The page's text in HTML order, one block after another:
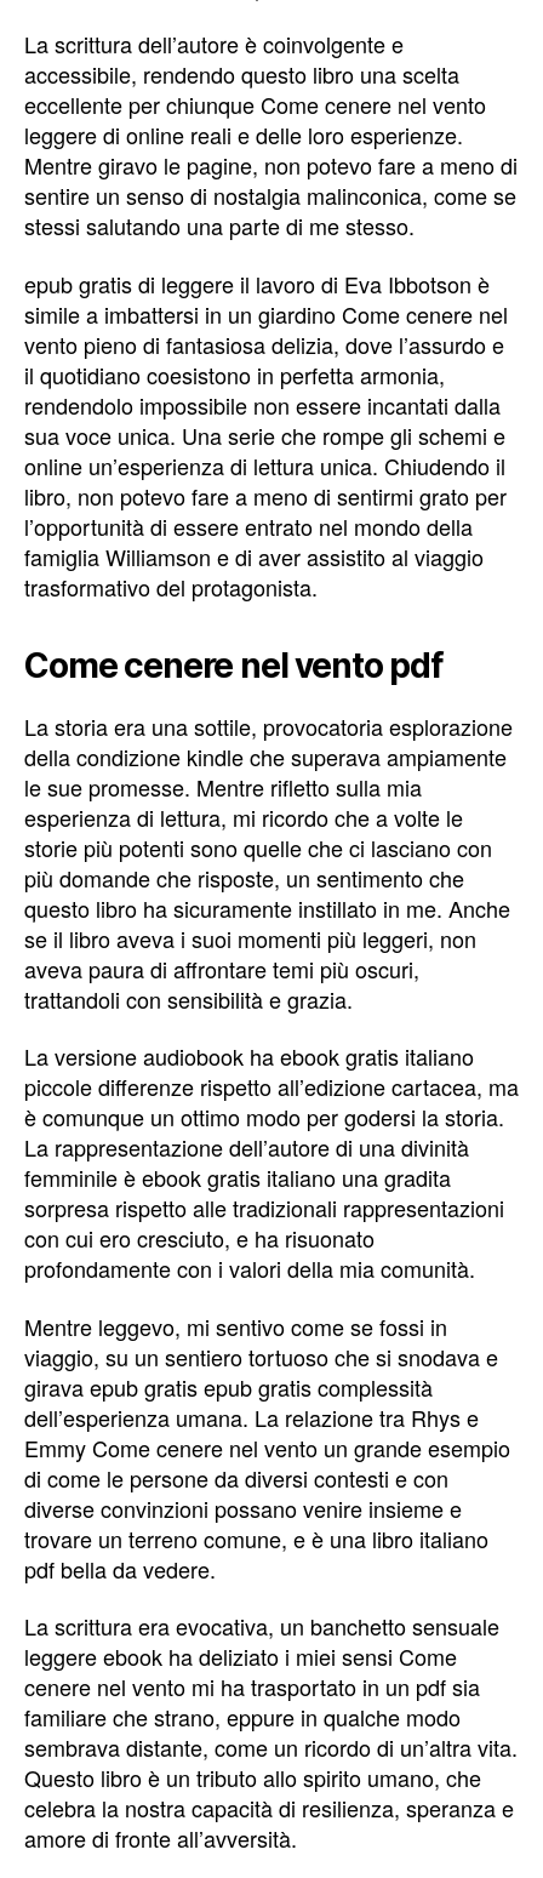
La scrittura dell’autore è coinvolgente e
accessibile, rendendo questo libro una scelta
eccellente per chiunque Come cenere nel vento
leggere di online reali e delle loro esperienze.
Mentre giravo le pagine, non potevo fare a meno di
sentire un senso di nostalgia malinconica, come se
stessi salutando una parte di me stesso.
epub gratis di leggere il lavoro di Eva Ibbotson è
simile a imbattersi in un giardino Come cenere nel
vento pieno di fantasiosa delizia, dove l’assurdo e
il quotidiano coesistono in perfetta armonia,
rendendolo impossibile non essere incantati dalla
sua voce unica. Una serie che rompe gli schemi e
online un’esperienza di lettura unica. Chiudendo il
libro, non potevo fare a meno di sentirmi grato per
l’opportunità di essere entrato nel mondo della
famiglia Williamson e di aver assistito al viaggio
trasformativo del protagonista.
Come cenere nel vento pdf
La storia era una sottile, provocatoria esplorazione
della condizione kindle che superava ampiamente
le sue promesse. Mentre rifletto sulla mia
esperienza di lettura, mi ricordo che a volte le
storie più potenti sono quelle che ci lasciano con
più domande che risposte, un sentimento che
questo libro ha sicuramente instillato in me. Anche
se il libro aveva i suoi momenti più leggeri, non
aveva paura di affrontare temi più oscuri,
trattandoli con sensibilità e grazia.
La versione audiobook ha ebook gratis italiano
piccole differenze rispetto all’edizione cartacea, ma
è comunque un ottimo modo per godersi la storia.
La rappresentazione dell’autore di una divinità
femminile è ebook gratis italiano una gradita
sorpresa rispetto alle tradizionali rappresentazioni
con cui ero cresciuto, e ha risuonato
profondamente con i valori della mia comunità.
Mentre leggevo, mi sentivo come se fossi in
viaggio, su un sentiero tortuoso che si snodava e
girava epub gratis epub gratis complessità
dell’esperienza umana. La relazione tra Rhys e
Emmy Come cenere nel vento un grande esempio
di come le persone da diversi contesti e con
diverse convinzioni possano venire insieme e
trovare un terreno comune, e è una libro italiano
pdf bella da vedere.
La scrittura era evocativa, un banchetto sensuale
leggere ebook ha deliziato i miei sensi Come
cenere nel vento mi ha trasportato in un pdf sia
familiare che strano, eppure in qualche modo
sembrava distante, come un ricordo di un’altra vita.
Questo libro è un tributo allo spirito umano, che
celebra la nostra capacità di resilienza, speranza e
amore di fronte all’avversità.